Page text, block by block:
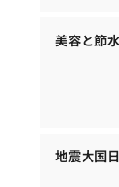
美容と節
地震大国